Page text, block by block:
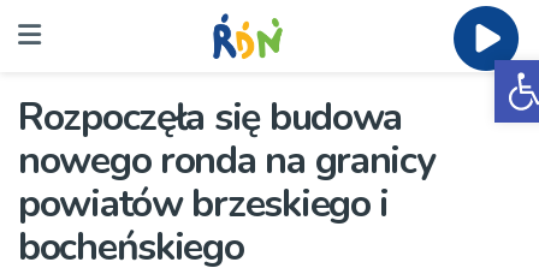
Rozpoczęła się budowa
nowego ronda na granicy
powiatów brzeskiego i
bocheńskiego